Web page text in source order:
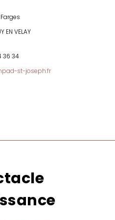
EN VELAY
36 34
st-joseph.fr